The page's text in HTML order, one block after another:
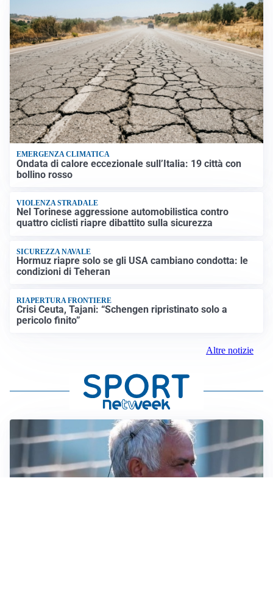
EMERGENZA CLIMATICA
Ondata di calore eccezionale sull’Italia: 19 città con
bollino rosso
VIOLENZA STRADALE
Nel Torinese aggressione automobilistica contro
quattro ciclisti riapre dibattito sulla sicurezza
SICUREZZA NAVALE
Hormuz riapre solo se gli USA cambiano condotta: le
condizioni di Teheran
RIAPERTURA FRONTIERE
Crisi Ceuta, Tajani: “Schengen ripristinato solo a
pericolo finito”
Altre notizie